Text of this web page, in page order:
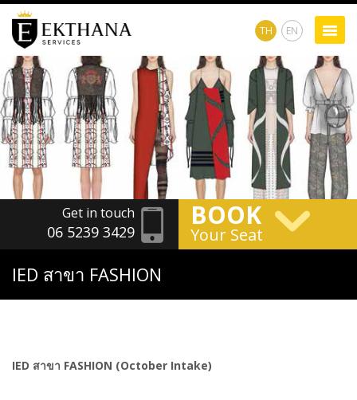
TH EN
Get in touch
06 5239 3429
BOOK
Your Seat
IED สาขา FASHION
IED สาขา FASHION (October Intake)